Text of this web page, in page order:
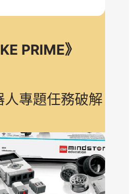
PRIME》
專題任務破解